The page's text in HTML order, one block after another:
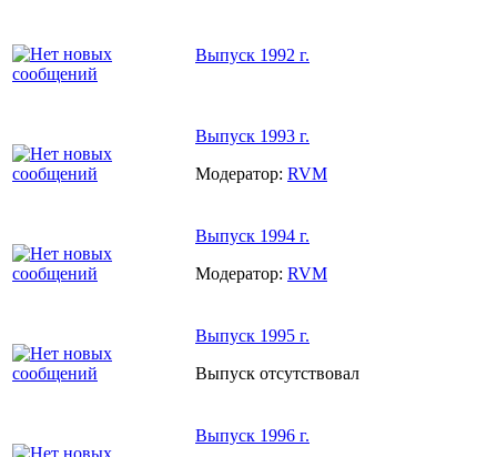
Выпуск 1992 г.
Выпуск 1993 г.
Модератор: RVM
Выпуск 1994 г.
Модератор: RVM
Выпуск 1995 г.
Выпуск отсутствовал
Выпуск 1996 г.